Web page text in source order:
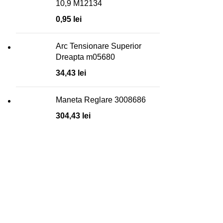
10,9 M12134
0,95 lei
Arc Tensionare Superior
Dreapta m05680
34,43 lei
Maneta Reglare 3008686
304,43 lei